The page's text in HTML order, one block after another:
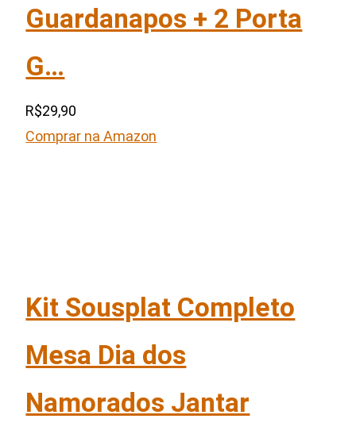
Guardanapos + 2 Porta
G…
R$29,90
Comprar na Amazon
Kit Sousplat Completo
Mesa Dia dos
Namorados Jantar